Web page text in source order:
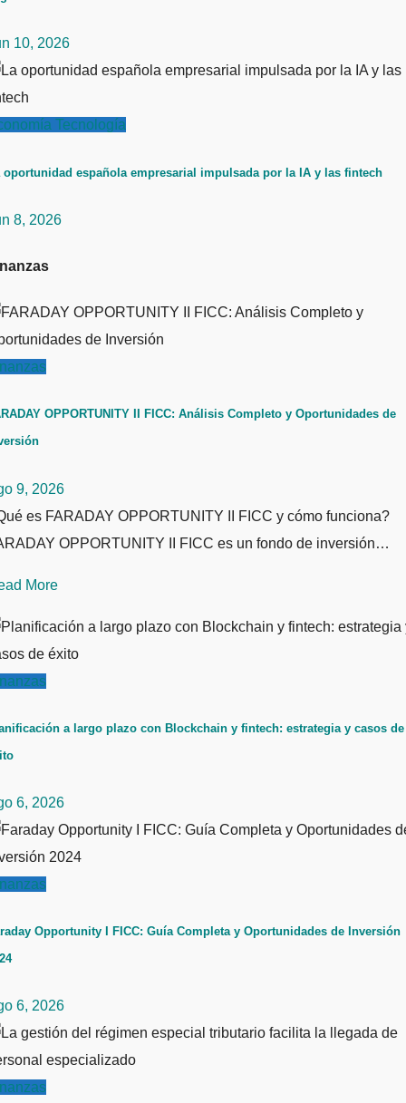
10, 2026
Tecnología
oportunidad española empresarial impulsada por la IA y las fintech
8, 2026
OPPORTUNITY II FICC: Análisis Completo y Oportunidades de
9, 2026
es FARADAY OPPORTUNITY II FICC y cómo funciona?
OPPORTUNITY II FICC es un fondo de inversión…
More
a largo plazo con Blockchain y fintech: estrategia y casos de
6, 2026
Opportunity I FICC: Guía Completa y Oportunidades de Inversión
6, 2026